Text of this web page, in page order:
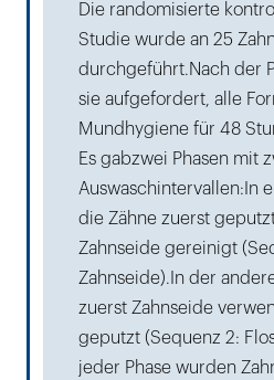
Die randomisierte
Studie wurde an 25
durchgeführt.Nach der
sie aufgefordert, alle
Mundhygiene für 48
Es gabzwei Phasen mit
Auswaschintervallen:In
die Zähne zuerst
Zahnseide gereinigt
Zahnseide).In der
zuerst Zahnseide
geputzt (Sequenz 2:
jeder Phase wurden